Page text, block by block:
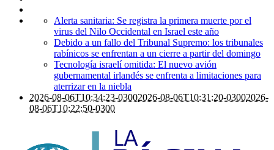
Alerta sanitaria: Se registra la primera muerte por el
virus del Nilo Occidental en Israel este año
Debido a un fallo del Tribunal Supremo: los tribunales
rabínicos se enfrentan a un cierre a partir del domingo
Tecnología israelí omitida: El nuevo avión
gubernamental irlandés se enfrenta a limitaciones para
aterrizar en la niebla
2026-08-06T10:34:23-03002026-08-06T10:31:20-03002026-
08-06T10:22:50-0300